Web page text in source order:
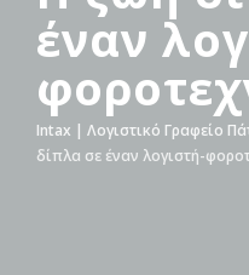
έναν
Intax | Λογιστικό Γραφείο
δίπλα σε έναν λογιστή-